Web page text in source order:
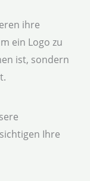
ihre
ein Logo zu
ist, sondern
Ihre